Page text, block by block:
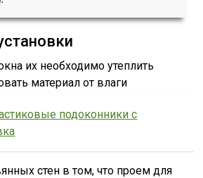
их необходимо утеплить
материал от влаги
подоконники с
стен в том, что проем для